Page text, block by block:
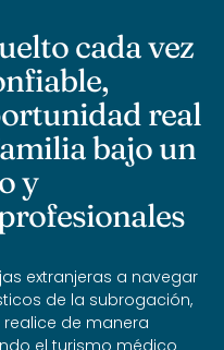
cada vez
real
bajo un
y
extranjeras a navegar
de la subrogación,
de manera